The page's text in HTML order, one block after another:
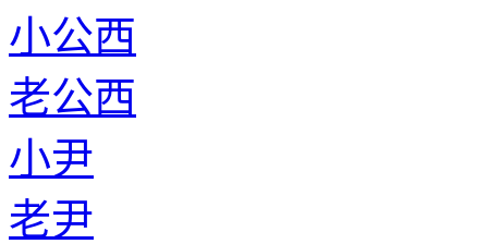
小公西
老公西
小尹
老尹